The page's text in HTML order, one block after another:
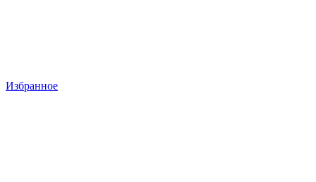
Избранное